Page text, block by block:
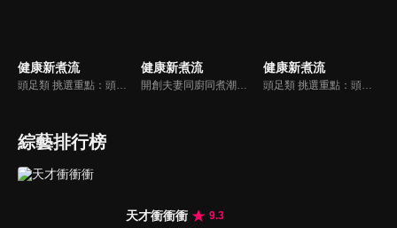
健康新煮流
頭足類 挑選重點：頭足類利用清洗時去除內臟可以降低膽固醇的攝取。挑選雙眼清澈明亮，眼球稍微凸出，肉質結實有彈性為佳。身體具透明感，觸腕或是吸盤一碰到活體就會吸附住便是新鮮的。
健康新煮流
開創夫妻同廚同煮潮流的KC夫婦，繼《健康醫食代》後，走出攝影棚，帶大家全台走透透，發掘上帝賞賜的美味食材，內容融合新加坡南洋風和客家純樸味，加上台灣獨特的閩南風情，互相激盪交織出的火花，打造出獨一無二的美食節目。
健康新煮流
頭足類 挑選重點：頭足類利用清洗時去除內臟可以降低膽固醇的攝取。挑選雙眼清澈明亮，眼球稍微凸出，肉質結實有彈性為佳。身體具透明感，觸腕或是吸盤一碰到活體就會吸附住便是新鮮的。
綜藝排行榜
天才衝衝衝
9.3